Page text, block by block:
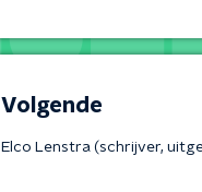
Volgende
Elco Lenstra (schrijver,